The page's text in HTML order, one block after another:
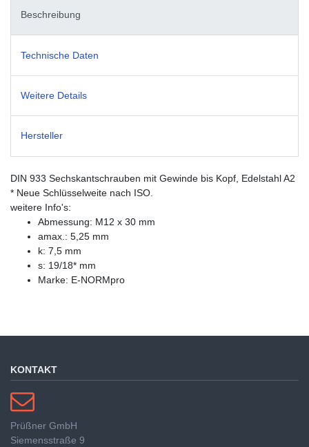
Beschreibung
Technische Daten
Weitere Details
Hersteller
DIN 933 Sechskantschrauben mit Gewinde bis Kopf, Edelstahl A2
* Neue Schlüsselweite nach ISO.
weitere Info's:
Abmessung: M12 x 30 mm
amax.: 5,25 mm
k: 7,5 mm
s: 19/18* mm
Marke: E-NORMpro
KONTAKT
Prüßner GmbH
Siemensstraße 9